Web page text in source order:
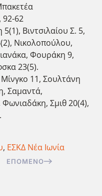
92-62
Βιντσιλαίου Σ. 5,
Νικολοπούλου,
Φουράκη 9,
23(5).
11, Σουλτάνη
Σαμαντά,
Σμιθ 20(4),
, ΕΣΚΔ Νέα Ιωνία
ΕΠΌΜΕΝΟ